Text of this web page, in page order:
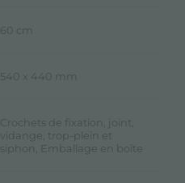
60 cm
540 x 440 mm
Crochets de fixation, joint,
vidange, trop-plein et
siphon, Emballage en boîte